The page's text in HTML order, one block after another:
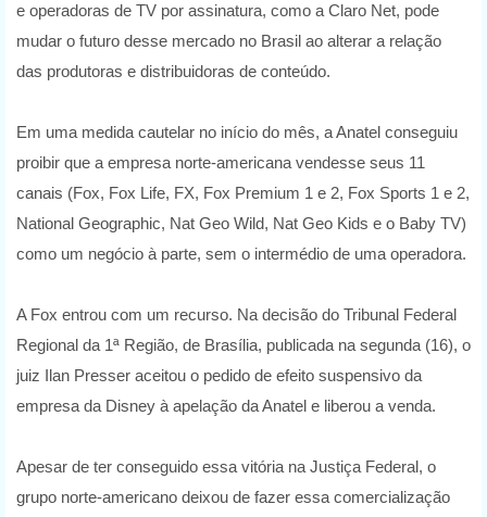
e operadoras de TV por assinatura, como a Claro Net, pode
mudar o futuro desse mercado no Brasil ao alterar a relação
das produtoras e distribuidoras de conteúdo.
Em uma medida cautelar no início do mês, a Anatel conseguiu
proibir que a empresa norte-americana vendesse seus 11
canais (Fox, Fox Life, FX, Fox Premium 1 e 2, Fox Sports 1 e 2,
National Geographic, Nat Geo Wild, Nat Geo Kids e o Baby TV)
como um negócio à parte, sem o intermédio de uma operadora.
A Fox entrou com um recurso. Na decisão do Tribunal Federal
Regional da 1ª Região, de Brasília, publicada na segunda (16), o
juiz Ilan Presser aceitou o pedido de efeito suspensivo da
empresa da Disney à apelação da Anatel e liberou a venda.
Apesar de ter conseguido essa vitória na Justiça Federal, o
grupo norte-americano deixou de fazer essa comercialização